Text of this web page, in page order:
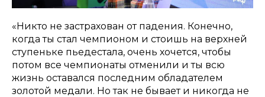
«Никто не застрахован от падения. Конечно,
когда ты стал чемпионом и стоишь на верхней
ступеньке пьедестала, очень хочется, чтобы
потом все чемпионаты отменили и ты всю
жизнь оставался последним обладателем
золотой медали. Но так не бывает и никогда не